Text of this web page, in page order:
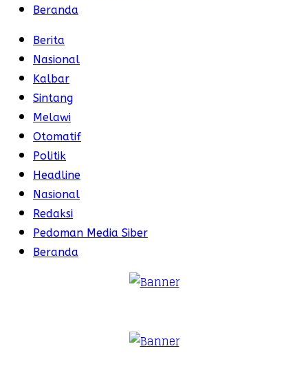
Beranda
Berita
Nasional
Kalbar
Sintang
Melawi
Otomatif
Politik
Headline
Nasional
Redaksi
Pedoman Media Siber
Beranda